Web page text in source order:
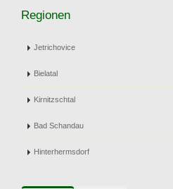
Regionen
Jetrichovice
Bielatal
Kirnitzschtal
Bad Schandau
Hinterhermsdorf